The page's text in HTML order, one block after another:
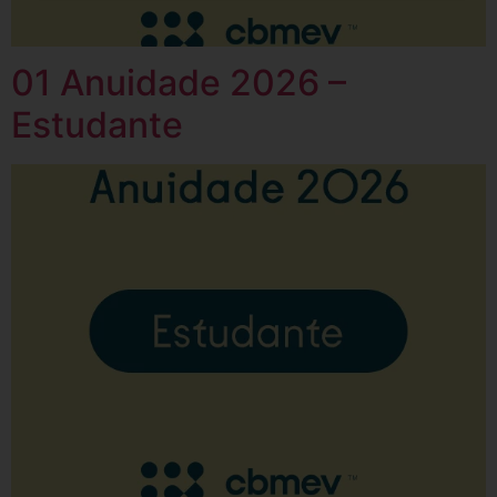
01 Anuidade 2026 –
Estudante